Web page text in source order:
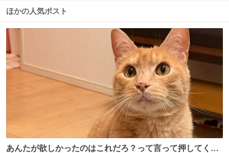
ほかの人気ポスト
あんたが欲しかったのはこれだろ？って言って押してくれ